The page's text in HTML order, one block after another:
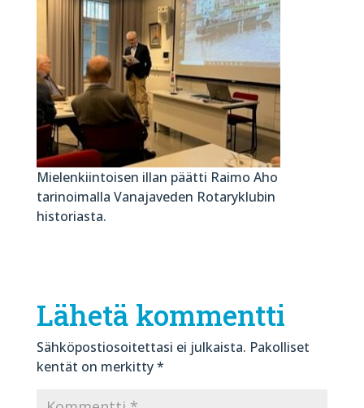
Mielenkiintoisen illan päätti Raimo Aho
tarinoimalla Vanajaveden Rotaryklubin
historiasta.
Lähetä kommentti
Sähköpostiosoitettasi ei julkaista. Pakolliset
kentät on merkitty*